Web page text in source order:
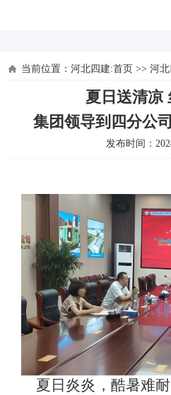
当前位置： 河北四建:首页 >> 河
夏日送清凉
集团领导到四分公
发布时间：
夏日炎炎，酷暑难